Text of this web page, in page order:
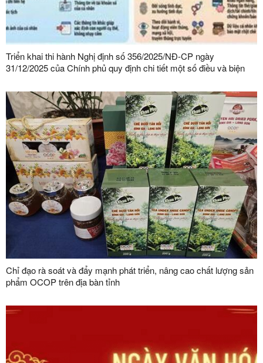
Triển khai thi hành Nghị định số 356/2025/NĐ-CP ngày
31/12/2025 của Chính phủ quy định chi tiết một số điều và biện
Sơn
Chỉ đạo rà soát và đẩy mạnh phát triển, nâng cao chất lượng sản
phẩm OCOP trên địa bàn tỉnh